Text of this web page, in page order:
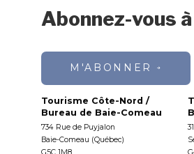
Abonnez-vous
M'ABONNER
Tourisme Côte-Nord /
Bureau de Baie-Comeau
734 Rue de Puyjalon
Baie-Comeau (Québec)